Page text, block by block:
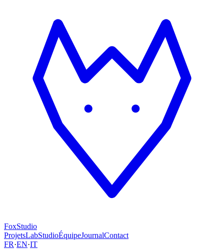
FoxStudio
ProjetsLabStudioÉquipeJournalContact
FR·EN·IT